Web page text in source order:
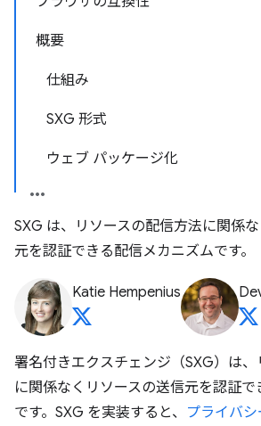
概要
仕組み
SXG 形式
ウェブ パッケージ化
SXG は、リソースの配信方法に関係
元を認証できる配信メカニズムです。
Katie Hempenius
署名付きエクスチェンジ（SXG）は
に関係なくリソースの送信元を認証
です。SXG を実装すると、 プライバ